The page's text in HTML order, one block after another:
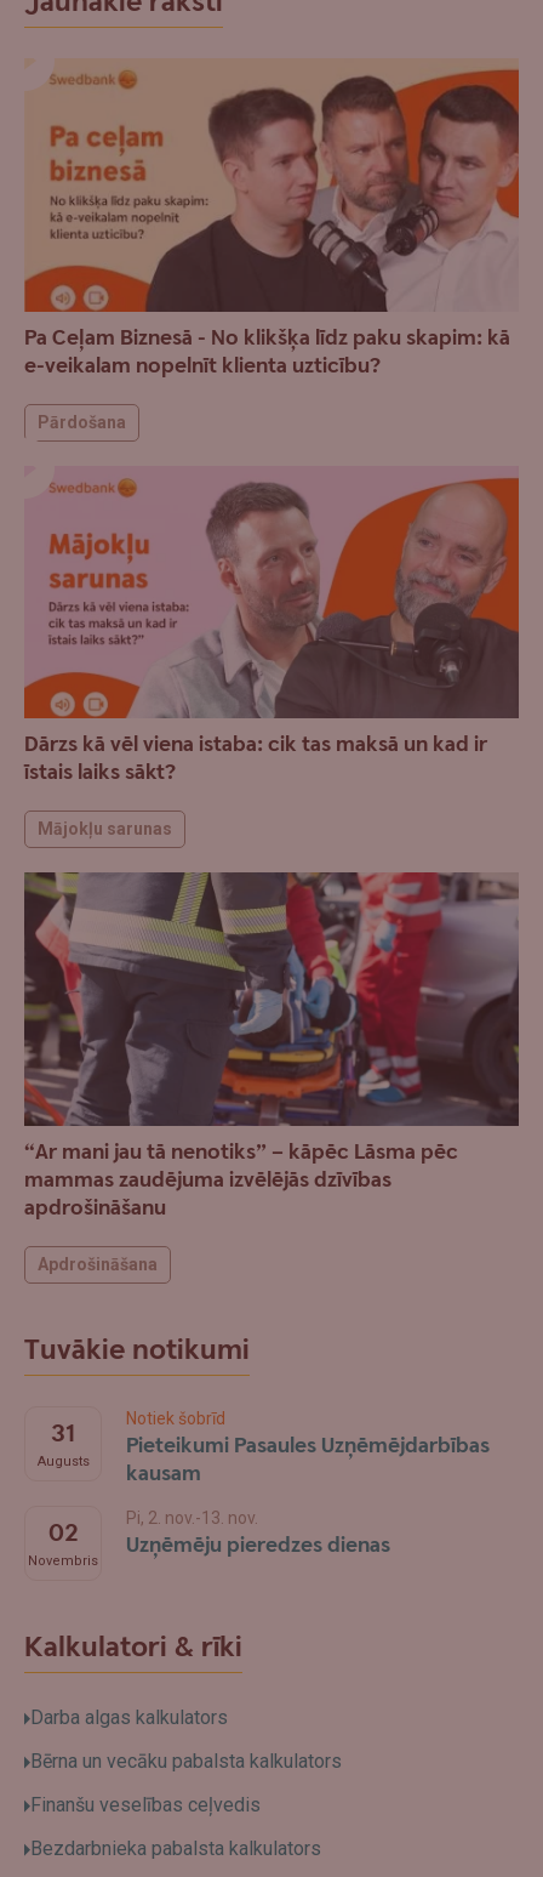
Pa Ceļam Biznesā - No klikšķa līdz paku skapim: kā
e-veikalam nopelnīt klienta uzticību?
Pārdošana
Dārzs kā vēl viena istaba: cik tas maksā un kad ir
īstais laiks sākt?
Mājokļu sarunas
“Ar mani jau tā nenotiks” – kāpēc Lāsma pēc
mammas zaudējuma izvēlējās dzīvības
apdrošināšanu
Apdrošināšana
Tuvākie notikumi
31
Augusts
Notiek šobrīd
Pieteikumi Pasaules Uzņēmējdarbības
kausam
02
Novembris
Pi, 2. nov.-13. nov.
Uzņēmēju pieredzes dienas
Kalkulatori & rīki
Darba algas kalkulators
Bērna un vecāku pabalsta kalkulators
Finanšu veselības ceļvedis
Bezdarbnieka pabalsta kalkulators